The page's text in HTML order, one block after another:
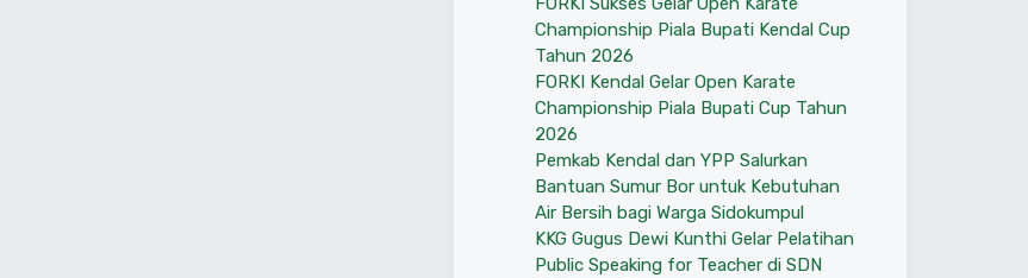
Championship Piala Bupati Kendal Cup
Tahun 2026
FORKI Kendal Gelar Open Karate
Championship Piala Bupati Cup Tahun
2026
Pemkab Kendal dan YPP Salurkan
Bantuan Sumur Bor untuk Kebutuhan
Air Bersih bagi Warga Sidokumpul
KKG Gugus Dewi Kunthi Gelar Pelatihan
Public Speaking for Teacher di SDN